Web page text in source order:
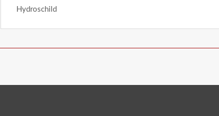
Hydroschild